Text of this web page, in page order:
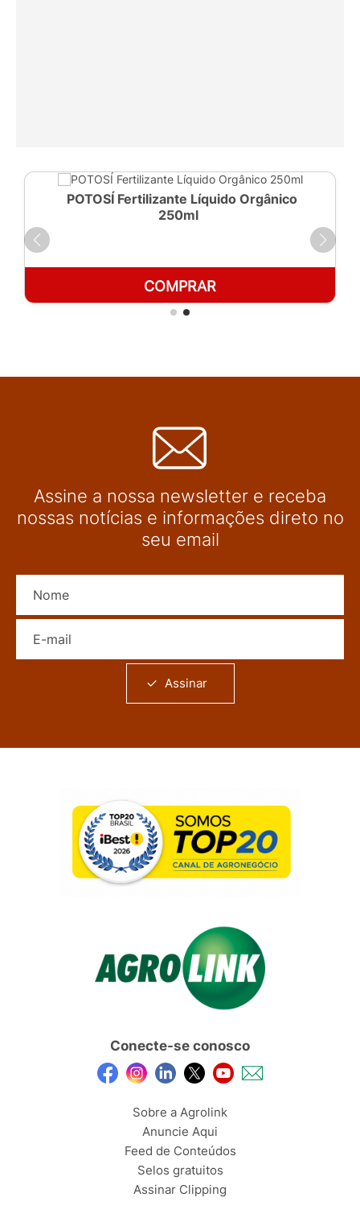
POTOSÍ Fertilizante Líquido Orgânico
250ml
COMPRAR
Assine a nossa newsletter e receba
nossas notícias e informações direto no
seu email
Assinar
Conecte-se conosco
Sobre a Agrolink
Anuncie Aqui
Feed de Conteúdos
Selos gratuitos
Assinar Clipping